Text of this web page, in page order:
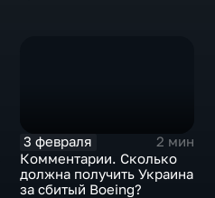
3 февраля
2 мин
Комментарии. Сколько
должна получить Украина
за сбитый Boeing?